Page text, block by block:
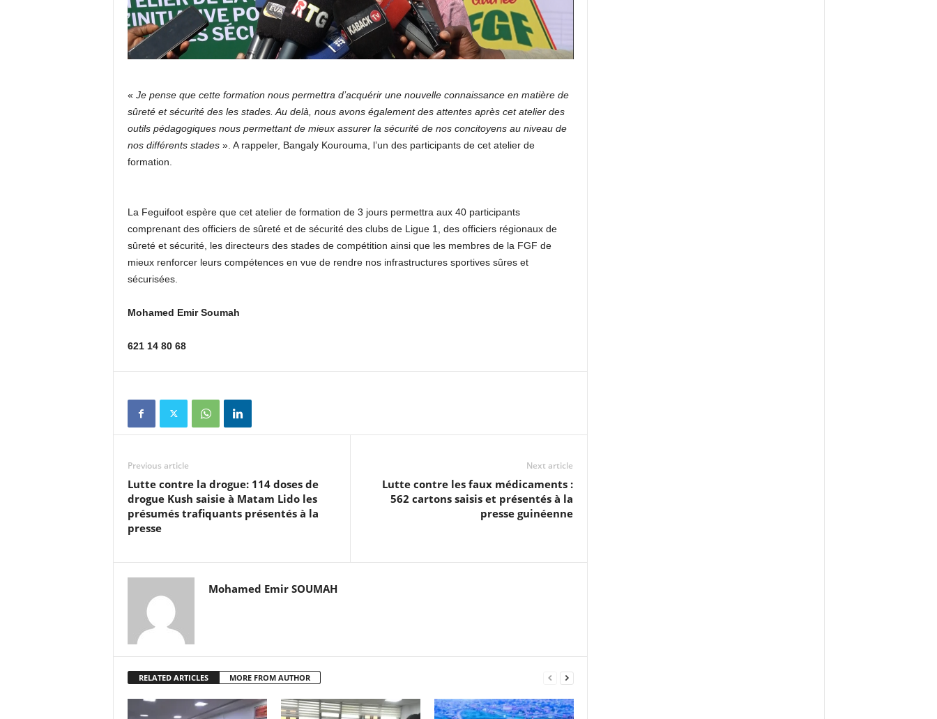
« Je pense que cette formation nous permettra d’acquérir une nouvelle connaissance en matière de
sûreté et sécurité des les stades. Au delà, nous avons également des attentes après cet atelier des
outils pédagogiques nous permettant de mieux assurer la sécurité de nos concitoyens au niveau de
nos différents stades». A rappeler, Bangaly Kourouma, l’un des participants de cet atelier de
formation.
La Feguifoot espère que cet atelier de formation de 3 jours permettra aux 40 participants
comprenant des officiers de sûreté et de sécurité des clubs de Ligue 1, des officiers régionaux de
sûreté et sécurité, les directeurs des stades de compétition ainsi que les membres de la FGF de
mieux renforcer leurs compétences en vue de rendre nos infrastructures sportives sûres et
sécurisées.
Mohamed Emir Soumah
621 14 80 68
Previous article
Lutte contre la drogue: 114 doses de
drogue Kush saisie à Matam Lido les
présumés trafiquants présentés à la
presse
Next article
Lutte contre les faux médicaments :
562 cartons saisis et présentés à la
presse guinéenne
Mohamed Emir SOUMAH
RELATED ARTICLES MORE FROM AUTHOR